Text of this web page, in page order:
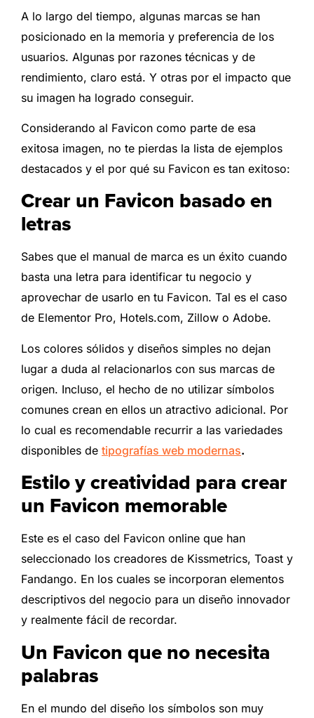
A lo largo del tiempo, algunas marcas se han
posicionado en la memoria y preferencia de los
usuarios. Algunas por razones técnicas y de
rendimiento, claro está. Y otras por el impacto que
su imagen ha logrado conseguir.
Considerando al Favicon como parte de esa
exitosa imagen, no te pierdas la lista de ejemplos
destacados y el por qué su Favicon es tan exitoso:
Crear un Favicon basado en
letras
Sabes que el manual de marca es un éxito cuando
basta una letra para identificar tu negocio y
aprovechar de usarlo en tu Favicon. Tal es el caso
de Elementor Pro, Hotels.com, Zillow o Adobe.
Los colores sólidos y diseños simples no dejan
lugar a duda al relacionarlos con sus marcas de
origen. Incluso, el hecho de no utilizar símbolos
comunes crean en ellos un atractivo adicional. Por
lo cual es recomendable recurrir a las variedades
disponibles de tipografías web modernas.
Estilo y creatividad para crear
un Favicon memorable
Este es el caso del Favicon online que han
seleccionado los creadores de Kissmetrics, Toast y
Fandango. En los cuales se incorporan elementos
descriptivos del negocio para un diseño innovador
y realmente fácil de recordar.
Un Favicon que no necesita
palabras
En el mundo del diseño los símbolos son muy